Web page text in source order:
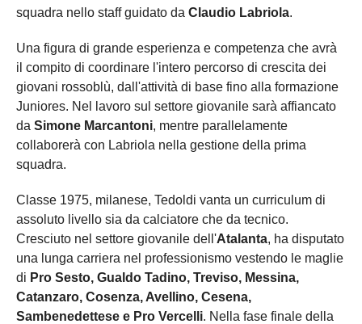
squadra nello staff guidato da Claudio Labriola.
Una figura di grande esperienza e competenza che avrà
il compito di coordinare l'intero percorso di crescita dei
giovani rossoblù, dall'attività di base fino alla formazione
Juniores. Nel lavoro sul settore giovanile sarà affiancato
da Simone Marcantoni, mentre parallelamente
collaborerà con Labriola nella gestione della prima
squadra.
Classe 1975, milanese, Tedoldi vanta un curriculum di
assoluto livello sia da calciatore che da tecnico.
Cresciuto nel settore giovanile dell'Atalanta, ha disputato
una lunga carriera nel professionismo vestendo le maglie
di Pro Sesto, Gualdo Tadino, Treviso, Messina,
Catanzaro, Cosenza, Avellino, Cesena,
Sambenedettese e Pro Vercelli. Nella fase finale della